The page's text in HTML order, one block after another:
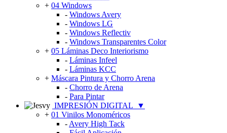
+ 04 Windows
- Windows Avery
- Windows LG
- Windows Reflectiv
- Windows Transparentes Color
+ 05 Láminas Deco Interiorismo
- Láminas Infeel
- Láminas KCC
+ Máscara Pintura y Chorro Arena
- Chorro de Arena
- Para Pintar
IMPRESIÓN DIGITAL
▼
+ 01 Vinilos Monoméricos
- Avery High Tack